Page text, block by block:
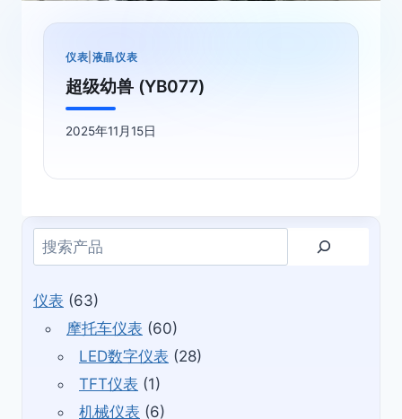
仪表 液晶仪表
超级幼兽 (YB077)
2025年11月15日
搜
索
仪表 (63)
摩托车仪表 (60)
LED数字仪表 (28)
TFT仪表 (1)
机械仪表 (6)